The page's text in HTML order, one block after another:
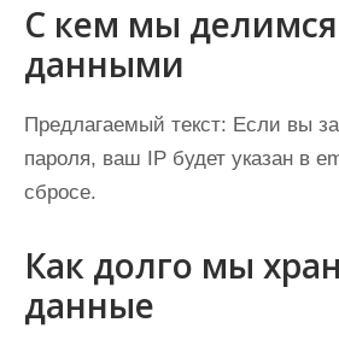
С кем мы
данными
Предлагаемый текст: Если вы
пароля, ваш IP будет указан в
сбросе.
Как долго мы
данные